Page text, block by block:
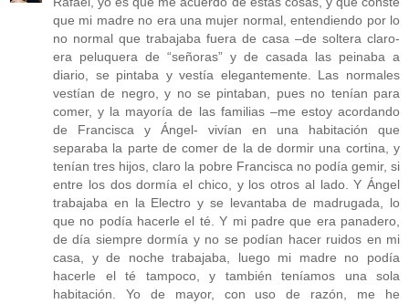
que mi madre no era una mujer normal, entendiendo por lo
no normal que trabajaba fuera de casa –de soltera claro-
era peluquera de “señoras” y de casada las peinaba a
diario, se pintaba y vestía elegantemente. Las normales
vestían de negro, y no se pintaban, pues no tenían para
comer, y la mayoría de las familias –me estoy acordando
de Francisca y Ángel- vivían en una habitación que
separaba la parte de comer de la de dormir una cortina, y
tenían tres hijos, claro la pobre Francisca no podía gemir, si
entre los dos dormía el chico, y los otros al lado. Y Ángel
trabajaba en la Electro y se levantaba de madrugada, lo
que no podía hacerle el té. Y mi padre que era panadero,
de día siempre dormía y no se podían hacer ruidos en mi
casa, y de noche trabajaba, luego mi madre no podía
hacerle el té tampoco, y también teníamos una sola
habitación. Yo de mayor, con uso de razón, me he